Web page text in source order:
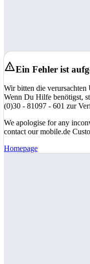
Ein Fehler ist
Wir bitten die
Wenn Du Hilfe benötigst,
(0)30 - 81097 - 601 zur
We apologise for any
contact our mobile.de
Homepage